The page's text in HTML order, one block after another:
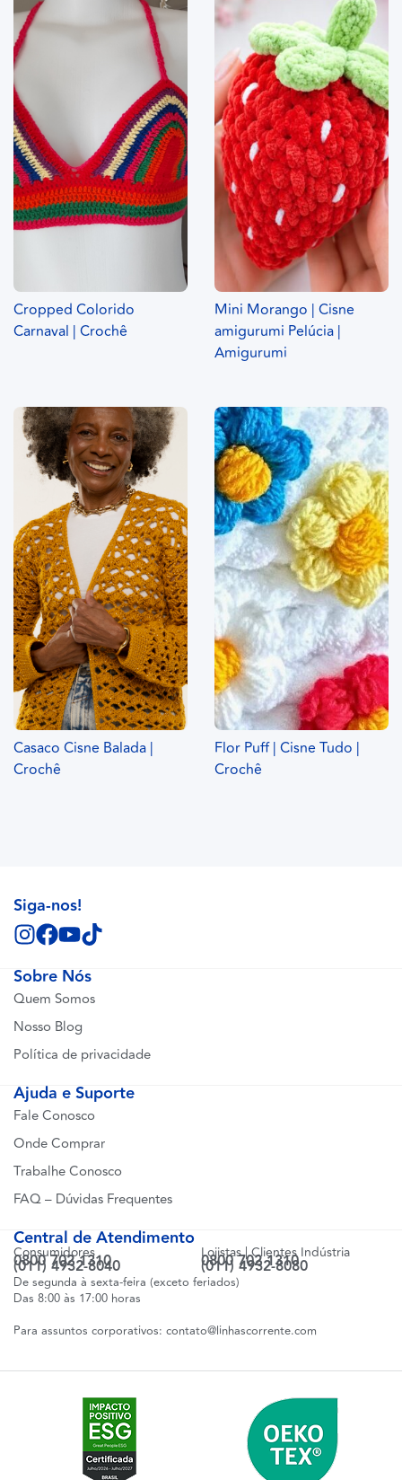
Cropped Colorido
Carnaval | Crochê
Mini Morango | Cisne
amigurumi Pelúcia |
Amigurumi
Casaco Cisne Balada |
Crochê
Flor Puff | Cisne Tudo |
Crochê
Sobre Nós
Quem Somos
Nosso Blog
Política de privacidade
Ajuda e Suporte
Fale Conosco
Onde Comprar
Trabalhe Conosco
FAQ – Dúvidas Frequentes
Central de Atendimento
Consumidores
0800 702 1310
(011) 4932-8040
Lojistas | Clientes Indústria
0800 702 1310
(011) 4932-8080
De segunda à sexta-feira (exceto feriados)
Das 8:00 às 17:00 horas
Para assuntos corporativos: contato@linhascorrente.com
Siga-nos!